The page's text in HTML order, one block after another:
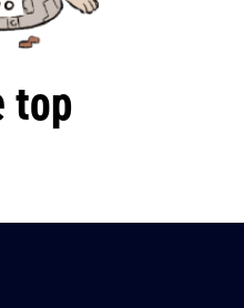
top